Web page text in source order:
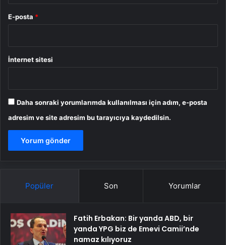
E-posta *
İnternet sitesi
Daha sonraki yorumlarımda kullanılması için adım, e-posta
adresim ve site adresim bu tarayıcıya kaydedilsin.
Popüler Son Yorumlar
Fatih Erbakan: Bir yanda ABD, bir
yanda YPG biz de Emevi Camii’nde
namaz kılıyoruz